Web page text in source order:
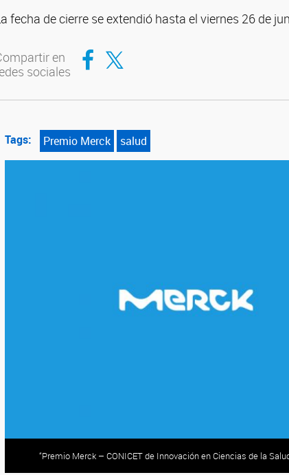
fecha de cierre se extendió hasta el viernes 26 de
en
sociales
Compartir en Facebook
Compartir en Twitter
Tags: Premio Merck salud
“Premio Merck – CONICET de Innovación en Ciencias de la